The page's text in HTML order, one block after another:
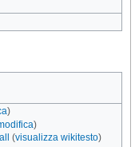
)
)
(visualizza wikitesto)